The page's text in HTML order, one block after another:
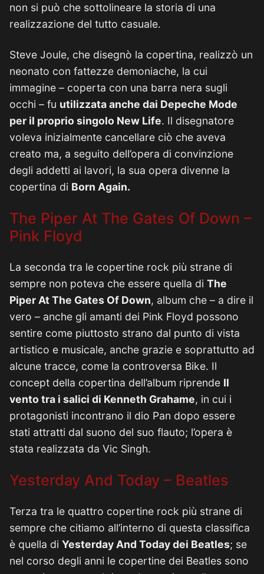
non si può che sottolineare la storia di una
realizzazione del tutto casuale.
Steve Joule, che disegnò la copertina, realizzò un
neonato con fattezze demoniache, la cui
immagine – coperta con una barra nera sugli
occhi – fu utilizzata anche dai Depeche Mode
per il proprio singolo New Life. Il disegnatore
voleva inizialmente cancellare ciò che aveva
creato ma, a seguito dell’opera di convinzione
degli addetti ai lavori, la sua opera divenne la
copertina di Born Again.
The Piper At The Gates Of Down –
Pink Floyd
La seconda tra le copertine rock più strane di
sempre non poteva che essere quella di The
Piper At The Gates Of Down, album che – a dire il
vero – anche gli amanti dei Pink Floyd possono
sentire come piuttosto strano dal punto di vista
artistico e musicale, anche grazie e soprattutto ad
alcune tracce, come la controversa Bike. Il
concept della copertina dell’album riprende Il
vento tra i salici di Kenneth Grahame, in cui i
protagonisti incontrano il dio Pan dopo essere
stati attratti dal suono del suo flauto; l’opera è
stata realizzata da Vic Singh.
Yesterday And Today – Beatles
Terza tra le quattro copertine rock più strane di
sempre che citiamo all’interno di questa classifica
è quella di Yesterday And Today dei Beatles; se
nel corso degli anni le copertine dei Beatles sono